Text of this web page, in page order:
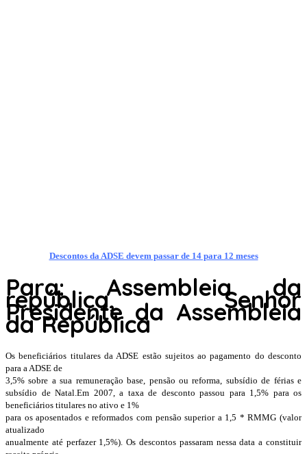
Descontos da ADSE devem passar de 14 para 12 meses
Para: Assembleia da
república, Senhor
Presidente da Assembleia
da República
Os beneficiários titulares da ADSE estão sujeitos ao pagamento do desconto
para a ADSE de
3,5% sobre a sua remuneração base, pensão ou reforma, subsídio de férias e
subsídio de Natal.Em 2007, a taxa de desconto passou para 1,5% para os
beneficiários titulares no ativo e 1%
para os aposentados e reformados com pensão superior a 1,5 * RMMG (valor
atualizado
anualmente até perfazer 1,5%). Os descontos passaram nessa data a constituir